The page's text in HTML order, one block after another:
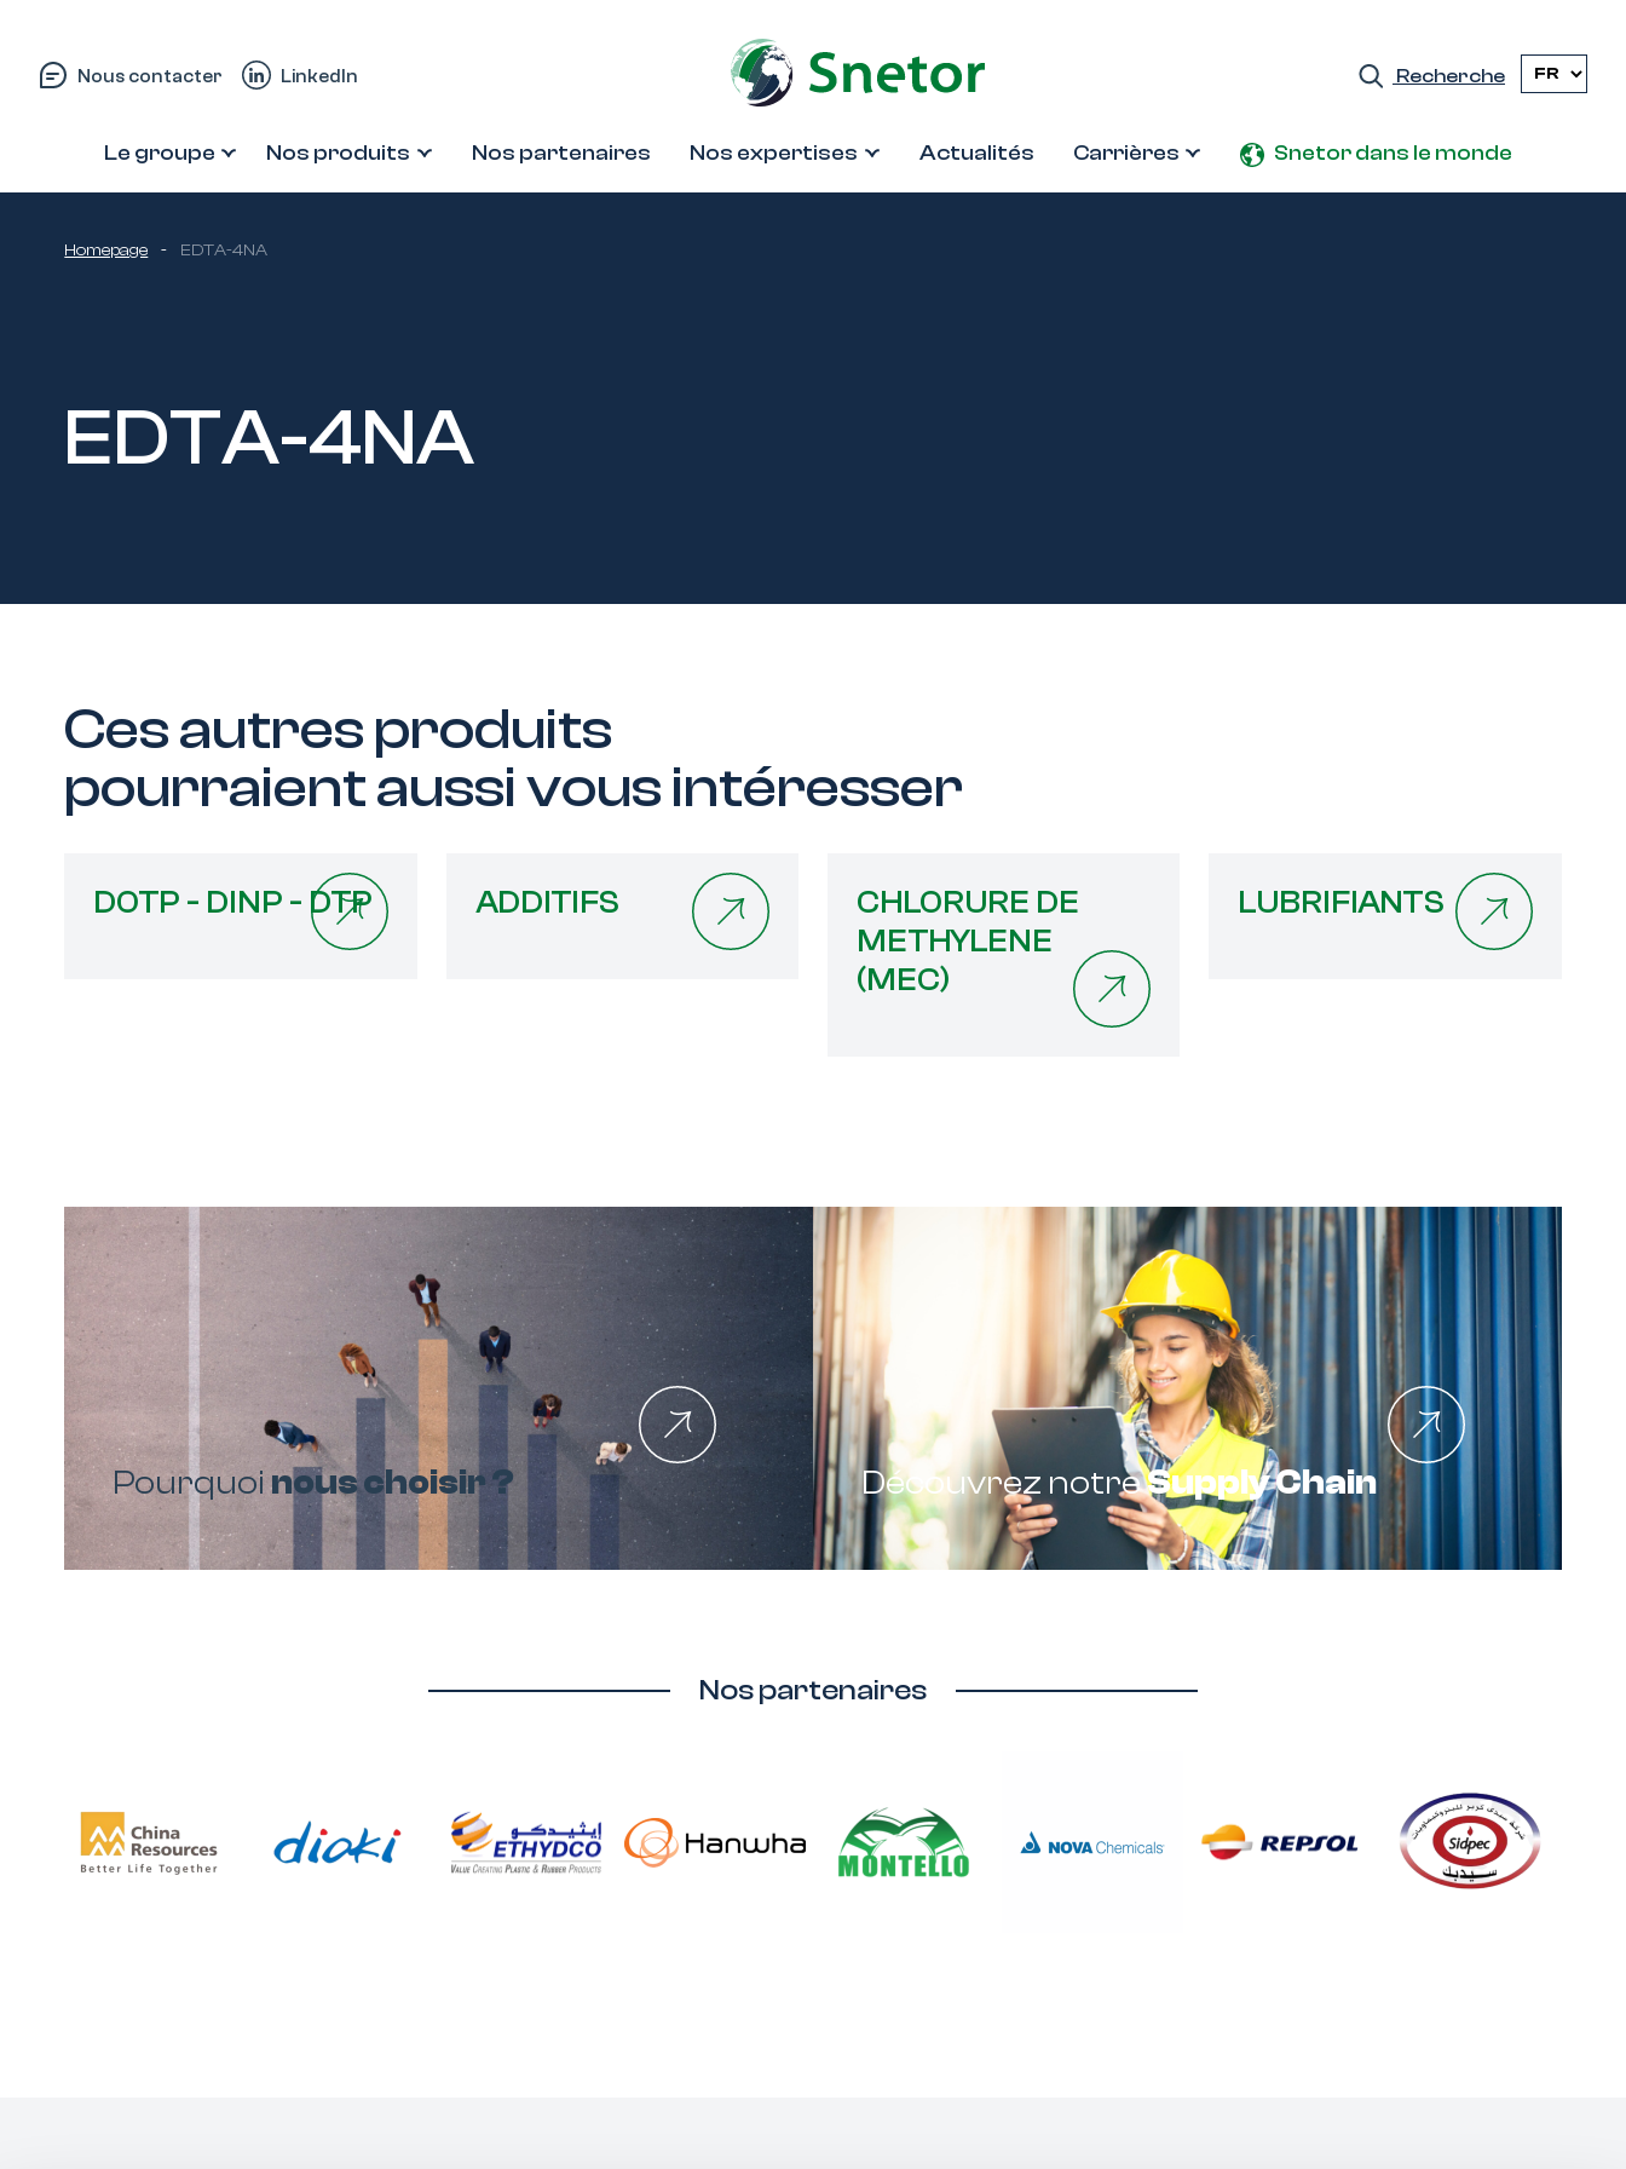
Nous contacter LinkedIn Recherche
Le groupe Nos produits Nos partenaires Nos expertises Actualités Carrières Snetor dans le monde
Homepage - EDTA-4NA
EDTA-4NA
Ces autres produits
pourraient aussi vous intéresser
DOTP - DINP - DTP ADDITIFS
CHLORURE DE
METHYLENE
(MEC)
LUBRIFIANTS
Pourquoinous choisir ? Découvrez notreSupply Chain
Nos partenaires